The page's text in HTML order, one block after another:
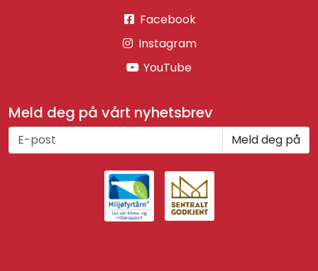
Meld deg på vårt nyhetsbrev
Meld deg på
Facebook
Instagram
YouTube